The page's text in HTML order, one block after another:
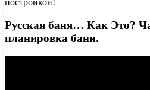
постройкой!
Русская баня… Как Это?
планировка бани.